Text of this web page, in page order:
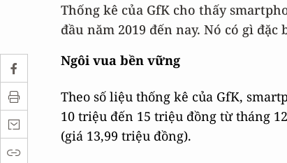
Thống kê của GfK cho thấy
đầu năm 2019 đến nay. Nó có gì đặc
Ngôi vua bền vững
Theo số liệu thống kê của GfK,
10 triệu đến 15 triệu đồng từ tháng
(giá 13,99 triệu đồng).